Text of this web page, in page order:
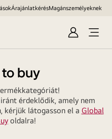
ÁrajánlatkérésMagánszemélyeknek
Menü
to buy
érdeklődik, amely nem
kérjük látogasson el a Global
oldalra!